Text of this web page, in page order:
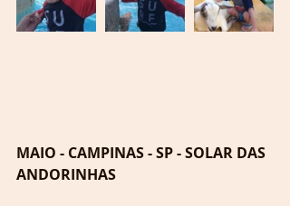
MAIO - CAMPINAS - SP - SOLAR DAS
ANDORINHAS